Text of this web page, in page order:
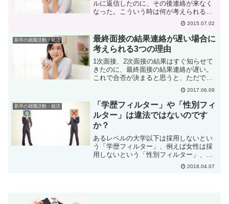
ルに返信したのに、その後連絡が来なく
なった。こういう時は何が考えられるで
しょうか？ どうすれば良いでしょう
2015.07.02
新卒の就職活動・就活
最終面接の結果連絡が遅い場合に
考えられる3つの理由
1次面接、2次面接の結果はすぐ知らせて
きたのに、最終面接の結果連絡が遅い。
これで合否が決まると思うと、ただでさ
え胃が痛い思いなのに、いつまで待たせ
るのだろう？そのような声をよく聞きま
す。確かに、最終面接の場合、結果連絡
が遅いことは多いようで...
2017.06.09
新卒の就職活動・就活
「学歴フィルター」や「性別フィ
ルター」は違法ではないのです
か？
あるレベルの大学以下は採用しないとい
う「学歴フィルター」、例えば女性は採
用しないという「性別フィルター」、こ
れらは確かに一部の企業の採用におい
て、存在しているようです。でもこれら
2018.04.07